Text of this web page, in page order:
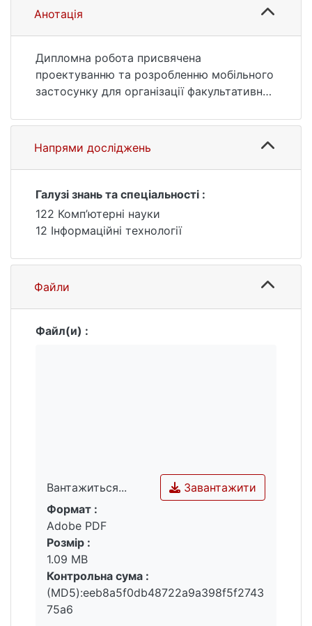
https://ir.library.knu.ua/handle/123456789/13
57 (дата звернення: 25.07.2026).
Анотація
Дипломна робота присвячена
проектуванню та розробленню мобільного
застосунку для організації факультативних
необхідної для цього теоретичної та
практичної бази.
Напрями досліджень
Галузі знань та спеціальності :
122 Комп’ютерні науки
12 Інформаційні технології
Файли
Файл(и) :
Вантажиться...
Вантажиться...
Завантажити
Формат :
Adobe PDF
Розмір :
1.09 MB
Контрольна сума :
(MD5):eeb8a5f0db48722a9a398f5f2743
75a6